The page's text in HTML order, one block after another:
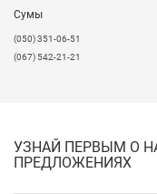
Сумы
(050) 351-06-51
(067) 542-21-21
УЗНАЙ ПЕРВЫМ О
ПРЕДЛОЖЕНИЯХ